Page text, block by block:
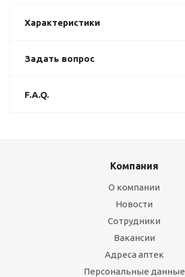
Характеристики
Задать вопрос
F.A.Q.
Компания
О компании
Новости
Сотрудники
Вакансии
Адреса аптек
Персональные данные